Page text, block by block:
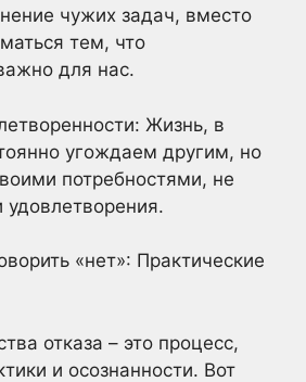
чужих задач, вместо
тем, что
для нас.
Жизнь, в
угождаем другим, но
потребностями, не
«нет»: Практические
отказа – это процесс,
и осознанности. Вот